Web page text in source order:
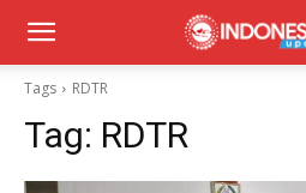
Tags RDTR
Tag: RDTR